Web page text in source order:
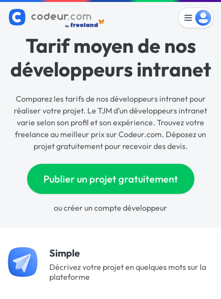
Tarif moyen de nos
développeurs intranet
Comparez les tarifs de nos développeurs intranet pour
réaliser votre projet. Le TJM d’un développeurs intranet
varie selon son profil et son expérience. Trouvez votre
freelance au meilleur prix sur Codeur.com. Déposez un
projet gratuitement pour recevoir des devis.
Publier un projet gratuitement
oucréer un compte développeur
Simple
Décrivez votre projet en quelques mots sur la
plateforme